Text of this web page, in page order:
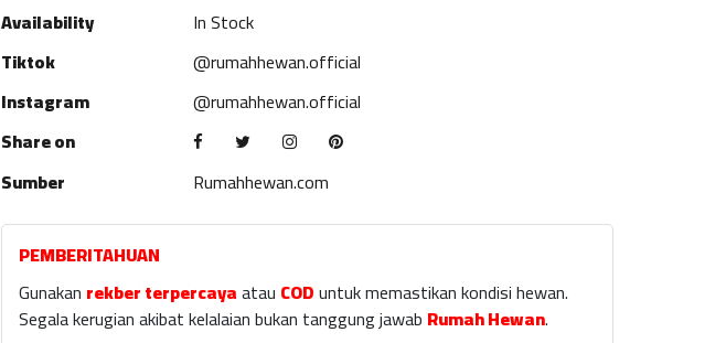
Availability
In Stock
Tiktok
@rumahhewan.official
Instagram
@rumahhewan.official
Share on
Sumber
Rumahhewan.com
PEMBERITAHUAN
Gunakan rekber terpercayaatau CODuntuk memastikan kondisi hewan.
Segala kerugian akibat kelalaian bukan tanggung jawab Rumah Hewan.